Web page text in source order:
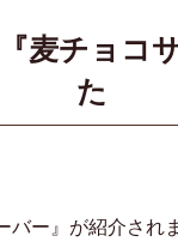
麦チョコ
た
バー』が紹介され